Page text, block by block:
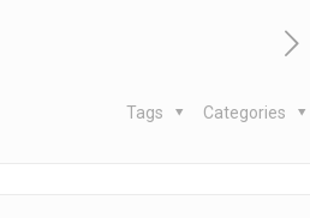
Categories
Tags